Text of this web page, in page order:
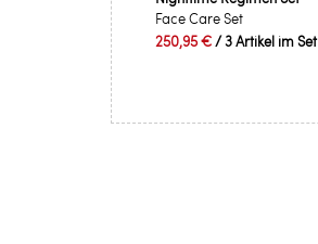
Face Care Set
250,95 €/ 3 Artikel im Set